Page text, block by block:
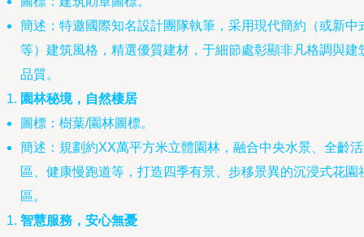
簡述：特邀國際知名設計團隊執筆，采用現代簡約（或新中
等）建筑風格，精選優質建材，于細節處彰顯非凡格調與建
品質。
園林秘境，自然棲居
圖標：樹葉/園林圖標。
簡述：規劃約XX萬平方米立體園林，融合中央水景、全齡
區、健康慢跑道等，打造四季有景、步移景異的沉浸式花園
區。
智慧服務，安心無憂